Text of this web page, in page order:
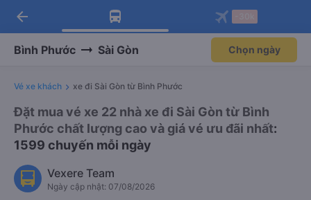
Tải app Vexere ngay!
Nhận ưu đãi thành viên độc
Mở app
Tải app Vexere
-30k/ghế khi đặt vé máy bay qua
Mở app
arrow_back
Bình Phước Sài Gòn Chọn ngày
Vé xe khách xe đi Sài Gòn từ Bình Phước
Đặt mua vé xe 22 nhà xe đi Sài Gòn từ Bình
Phước chất lượng cao và giá vé ưu đãi nhất:
1599 chuyến mỗi ngày
Vexere Team
Ngày cập nhật: 07/08/2026